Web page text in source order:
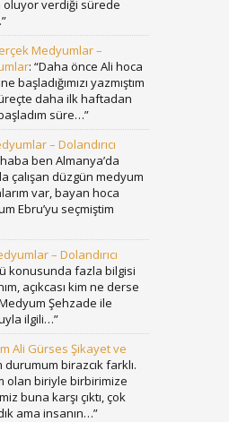
verdiği sürede
”
Medyumlar –
: “Daha önce Ali hoca
başladığımızı yazmıştım
daha ilk haftadan
süre…”
– Dolandırıcı
ben Almanya’da
çalışan düzgün medyum
var, bayan hoca
Ebru’yu seçmiştim
– Dolandırıcı
konusunda fazla bilgisi
açıkcası kim ne derse
Şehzade ile
ilgili…”
Ali Gürses Şikayet ve
durumum birazcık farklı.
olan biriyle birbirimize
buna karşı çıktı, çok
ama insanın…”